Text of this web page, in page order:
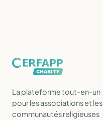
La plateforme tout-en-un
pour les associations et les
communautés religieuses